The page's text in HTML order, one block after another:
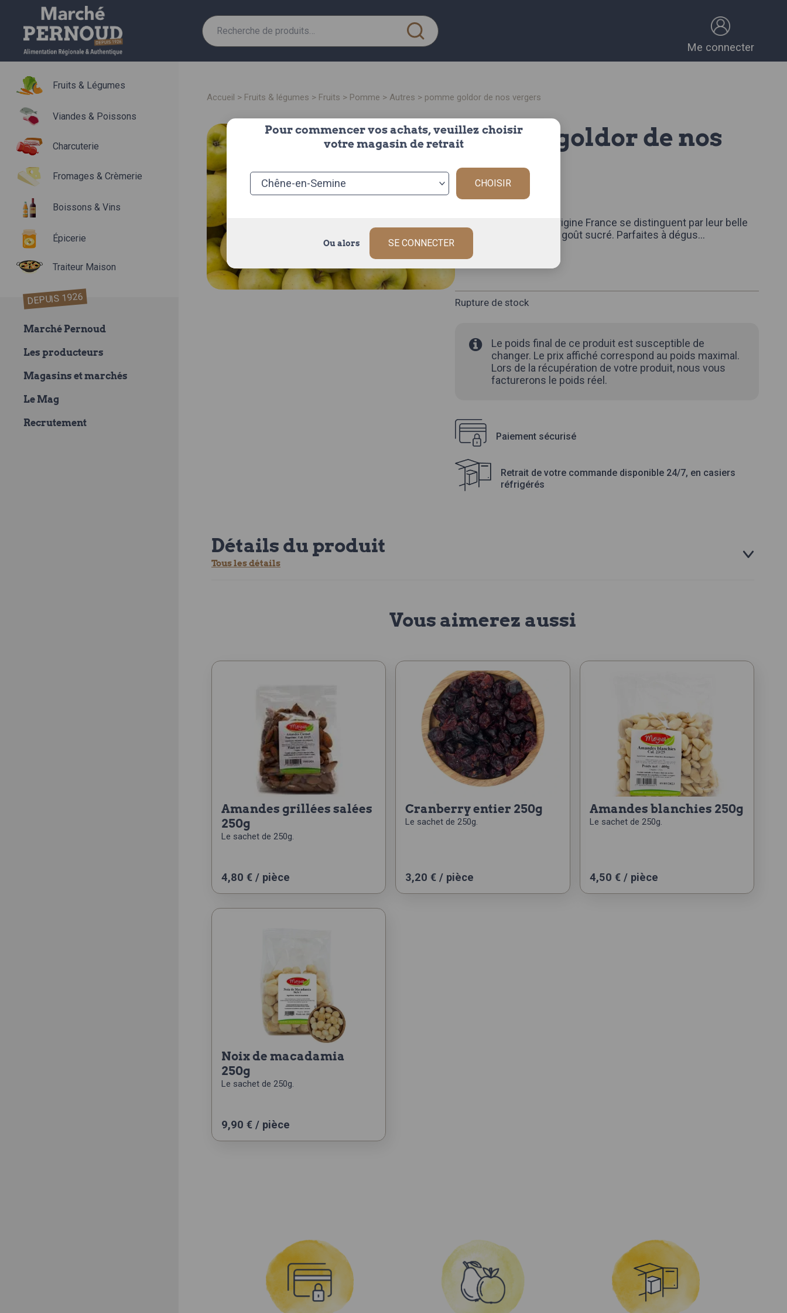
Me connecter
Recherche
pour :
Fruits & Légumes
Viandes & Poissons
Charcuterie
Fromages & Crèmerie
Boissons & Vins
Épicerie
Traiteur Maison
DEPUIS 1926
Marché Pernoud
Les producteurs
Magasins et marchés
Le Mag
Recrutement
accueil > fruits & légumes > fruits > pomme > autres > pomme goldor de nos vergers
pomme goldor de nos
vergers
la pomme de ~181g
Les pommes Goldor origine France se distinguent par leur belle
chair croquante et leur goût sucré. Parfaites à dégus...
Description complète
Rupture de stock
Le poids final de ce produit est susceptible de
changer. Le prix affiché correspond au poids maximal.
Lors de la récupération de votre produit, nous vous
facturerons le poids réel.
Paiement sécurisé
Retrait de votre commande disponible 24/7, en casiers
réfrigérés
Détails du produit
Tous les détails
Vous aimerez aussi
amandes grillées salées
250g
Le sachet de 250g.
4,80 € / pièce
cranberry entier 250g
Le sachet de 250g.
3,20€ / pièce
amandes blanchies 250g
Le sachet de 250g.
4,50 €/ pièce
noix de macadamia
250g
Le sachet de 250g.
9,90 € / pièce
Pour commencer vos achats, veuillez choisir
votre magasin de retrait
CHOISIR
Ou alors SE CONNECTER